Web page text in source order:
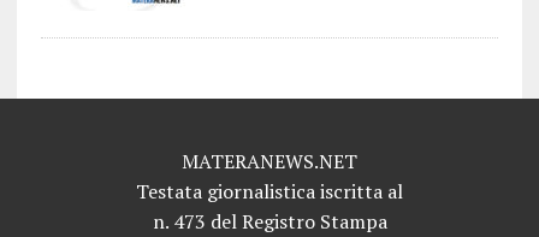
MATERANEWS.NET
Testata giornalistica iscritta al
n. 473 del Registro Stampa